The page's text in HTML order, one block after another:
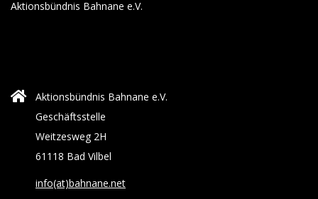
Aktionsbündnis Bahnane e.V.
Aktionsbündnis Bahnane e.V.
Geschäftsstelle
Weitzesweg 2H
61118 Bad Vilbel
info(at)bahnane.net